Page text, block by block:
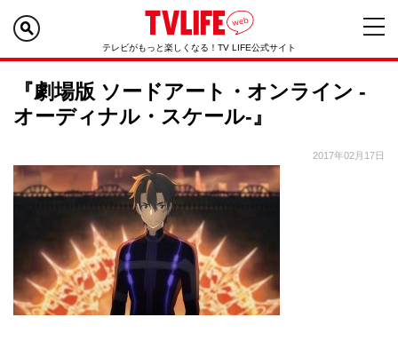
テレビがもっと楽しくなる！TV LIFE公式サイト
『劇場版 ソードアート・オンライン -
オーディナル・スケール-』
2017年02月17日